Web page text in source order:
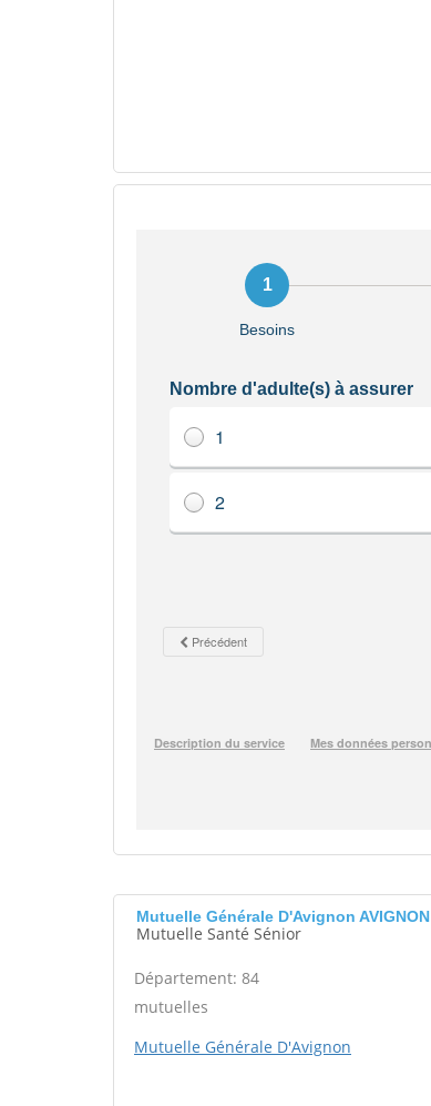
Mutuelle Générale D'Avignon AVIGNON
Mutuelle Santé Sénior
Département: 84
mutuelles
Mutuelle Générale D'Avignon